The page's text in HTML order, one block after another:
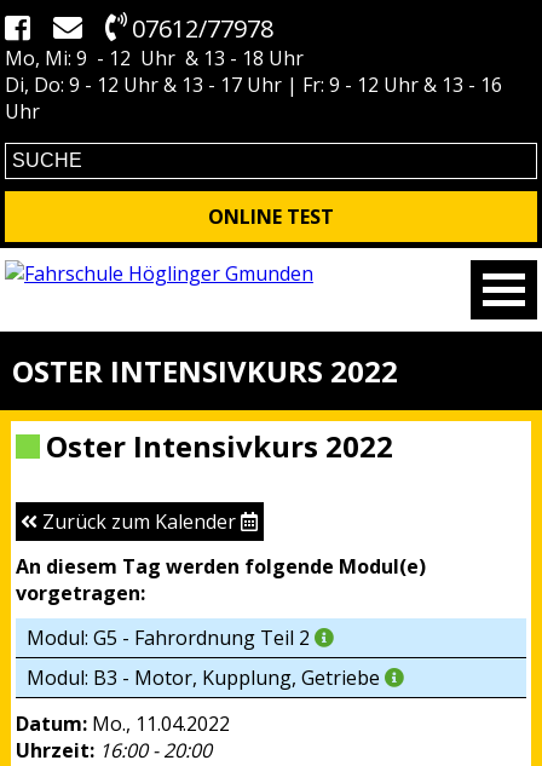
07612/77978
Mo, Mi: 9 - 12 Uhr & 13 - 18 Uhr
Di, Do: 9 - 12 Uhr & 13 - 17 Uhr | Fr: 9 - 12 Uhr & 13 - 16
Uhr
ONLINE TEST
OSTER INTENSIVKURS 2022
Oster Intensivkurs 2022
Zurück zum Kalender
An diesem Tag werden folgende Modul(e)
vorgetragen:
Modul: G5 - Fahrordnung Teil 2
Modul: B3 - Motor, Kupplung, Getriebe
Datum: Mo., 11.04.2022
Uhrzeit: 16:00 - 20:00